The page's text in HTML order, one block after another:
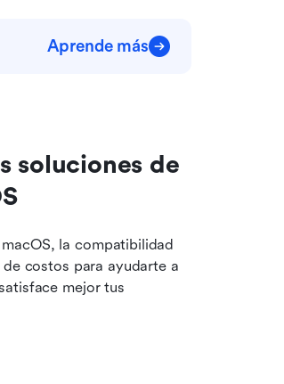
Aprende más
soluciones de
la compatibilidad
costos para ayudarte a
mejor tus